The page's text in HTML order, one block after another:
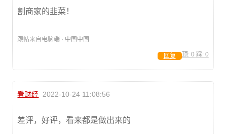
割商家的韭菜！
跟帖来自电脑端 · 中国中国
顶: 0 踩: 0
回复
看财经 2022-10-24 11:08:56
差评，好评，看来都是做出来的